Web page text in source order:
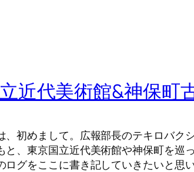
近代美術館&神保町
初めまして。広報部長のテキロバク
と、東京国立近代美術館や神保町を巡
ログをここに書き記していきたいと思い